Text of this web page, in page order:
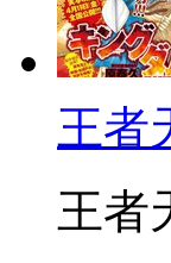
王者
王者